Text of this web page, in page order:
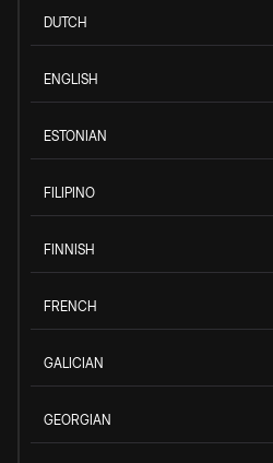
DUTCH
ENGLISH
ESTONIAN
FILIPINO
FINNISH
FRENCH
GALICIAN
GEORGIAN